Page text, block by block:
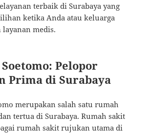
terbaik di Surabaya yang
ketika Anda atau keluarga
medis.
Soetomo: Pelopor
Prima di Surabaya
merupakan salah satu rumah
tertua di Surabaya. Rumah sakit
rumah sakit rujukan utama di